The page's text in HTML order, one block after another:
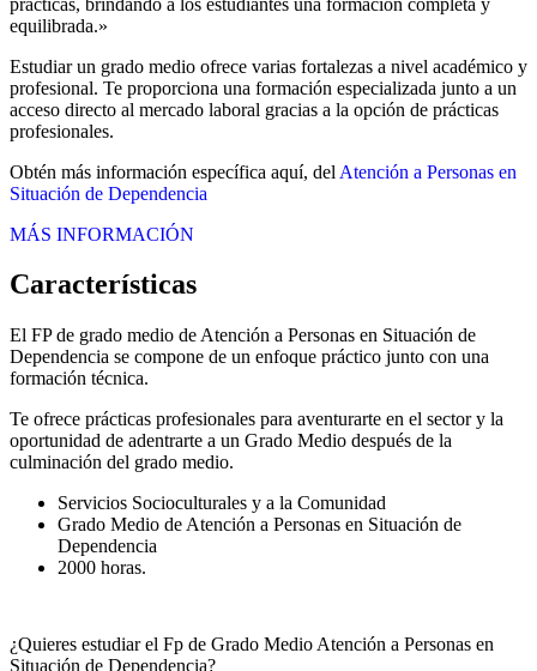
equilibrada.»
Estudiar un grado medio ofrece varias fortalezas a nivel académico y
profesional. Te proporciona una formación especializada junto a un
acceso directo al mercado laboral gracias a la opción de prácticas
profesionales.
Obtén más información específica aquí, del Atención a Personas en
Situación de Dependencia
MÁS INFORMACIÓN
Características
El FP de grado medio de Atención a Personas en Situación de
Dependencia se compone de un enfoque práctico junto con una
formación técnica.
Te ofrece prácticas profesionales para aventurarte en el sector y la
oportunidad de adentrarte a un Grado Medio después de la
culminación del grado medio.
Servicios Socioculturales y a la Comunidad
Grado Medio de Atención a Personas en Situación de
Dependencia
2000 horas.
¿Quieres estudiar el Fp de Grado Medio Atención a Personas en
Situación de Dependencia?